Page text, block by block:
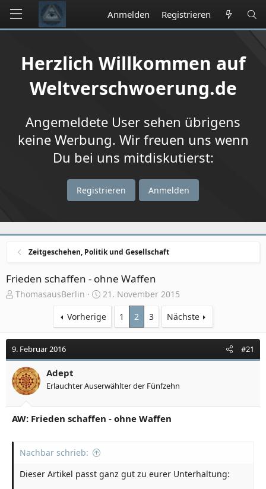
Anmelden Registrieren
Herzlich Willkommen auf
Weltverschwoerung.de
Angemeldete User sehen übrigens
keine Werbung. Wir freuen uns wenn
Du bei uns mitdiskutierst:
Registrieren Anmelden
Zeitgeschehen, Politik und Gesellschaft
Frieden schaffen - ohne Waffen
E
e
l
l
e
r
ThomasausBerlin
E
s
t
e
l
a
21. November 2015
Vorherige
1 2 3 Nächste
9. Februar 2016 #21
Adept
Erlauchter Auserwählter der Fünfzehn
AW: Frieden schaffen - ohne Waffen
Nachbar schrieb:
Dieser Artikel passt ganz gut zu eurer Unterhaltung: